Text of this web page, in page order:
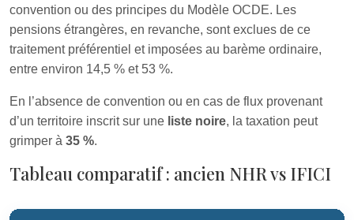
convention ou des principes du Modèle OCDE. Les
pensions étrangères, en revanche, sont exclues de ce
traitement préférentiel et imposées au barème ordinaire,
entre environ 14,5 % et 53 %.
En l’absence de convention ou en cas de flux provenant
d’un territoire inscrit sur une liste noire, la taxation peut
grimper à 35 %.
Tableau comparatif : ancien NHR vs IFICI